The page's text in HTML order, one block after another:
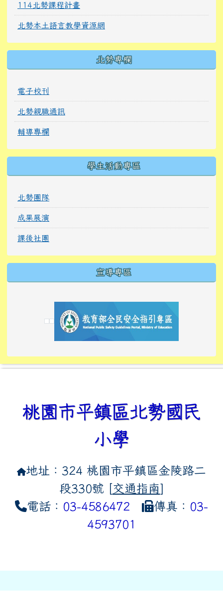
114北勢課程計畫
北勢本土語言教學資源網
北勢專欄
電子校刊
北勢親職通訊
輔導專欄
學生活動專區
北勢團隊
成果展演
課後社團
宣導專區
link to https://
link to https://10000.gov.tw/
link to https://
link to https://10000.gov.tw/
link to https://
link to https://
link to https://i.win.org.tw/
link to https://
link to https://
link to https://
link to https://
桃園市平鎮區北勢國民
小學
地址：324 桃園市平鎮區金陵路二
段330號 [交通指南]
電話： 03-4586472 傳真： 03-
4593701